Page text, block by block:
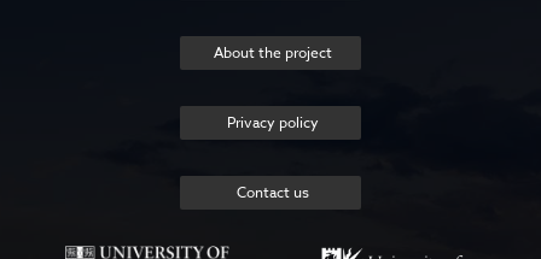
About the project
Privacy policy
Contact us